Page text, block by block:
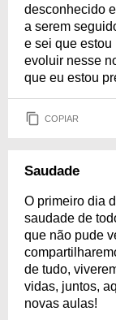
desconhecido
a serem
e sei que estou
evoluir nesse
que eu estou
COPIAR
Saudade
O primeiro dia
saudade de
que não pude
de tudo,
vidas, juntos,
novas aulas!